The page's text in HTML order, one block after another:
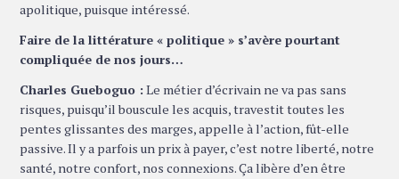
apolitique, puisque intéressé.
Faire de la littérature « politique » s’avère pourtant
compliquée de nos jours…
Charles Gueboguo : Le métier d’écrivain ne va pas sans
risques, puisqu’il bouscule les acquis, travestit toutes les
pentes glissantes des marges, appelle à l’action, fût-elle
passive. Il y a parfois un prix à payer, c’est notre liberté, notre
santé, notre confort, nos connexions. Ça libère d’en être